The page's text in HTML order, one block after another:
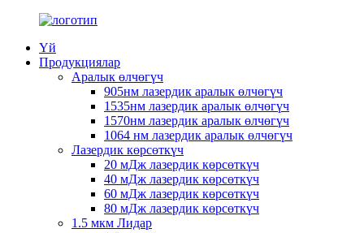
Үй
Продукциялар
Аралык өлчөгүч
905нм лазердик аралык өлчөгүч
1535нм лазердик аралык өлчөгүч
1570нм лазердик аралык өлчөгүч
1064 нм лазердик аралык өлчөгүч
Лазердик көрсөткүч
20 мДж лазердик көрсөткүч
40 мДж лазердик көрсөткүч
60 мДж лазердик көрсөткүч
80 мДж лазердик көрсөткүч
1.5 мкм Лидар